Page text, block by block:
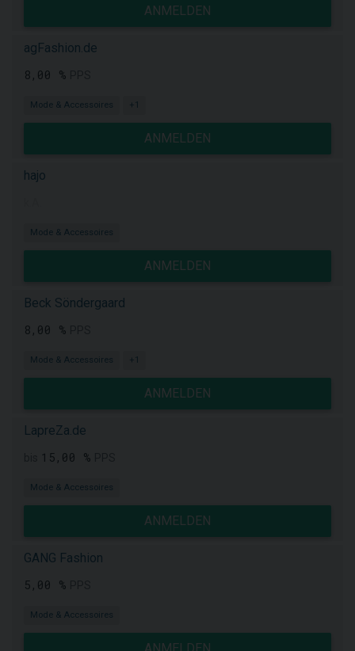
ANMELDEN
agFashion.de
8,00 %
Mode & Accessoires +1
ANMELDEN
hajo
Mode & Accessoires
ANMELDEN
Beck Söndergaard
8,00 %
Mode & Accessoires +1
ANMELDEN
LapreZa.de
15,00 %
Mode & Accessoires
ANMELDEN
GANG Fashion
5,00 %
Mode & Accessoires